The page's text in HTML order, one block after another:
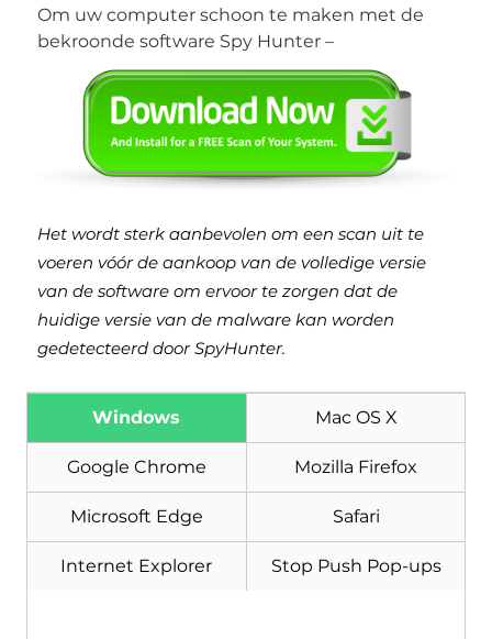
Om uw computer schoon te maken met de
bekroonde software Spy Hunter –
Het wordt sterk aanbevolen om een ​​scan uit te
voeren vóór de aankoop van de volledige versie
van de software om ervoor te zorgen dat de
huidige versie van de malware kan worden
gedetecteerd door SpyHunter.
Windows Mac OS X
Google Chrome Mozilla Firefox
Microsoft Edge Safari
Internet Explorer Stop Push Pop-ups